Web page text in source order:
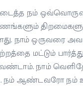
நம்
நாம் ஒருவரை
மட்டும்
நாம்
நம் ஆண்டவரோ